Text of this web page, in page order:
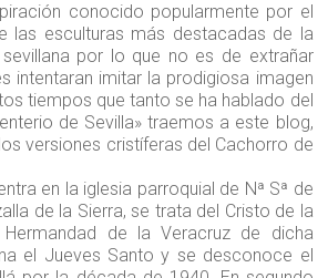
conocido popularmente por el
las esculturas más destacadas de la
por lo que no es de extrañar
intentaran imitar la prodigiosa imagen
tiempos que tanto se ha hablado del
de Sevilla» traemos a este blog,
versiones cristíferas del Cachorro de
en la iglesia parroquial de Nª Sª de
de la Sierra, se trata del Cristo de la
de la Veracruz de dicha
el Jueves Santo y se desconoce el